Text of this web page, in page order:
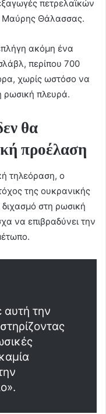
πετρελαϊκών
Μαύρης Θάλασσας.
ακόμη ένα
περίπου 700
χωρίς ωστόσο να
ρωσική πλευρά.
θα
προέλαση
τηλεόραση, ο
της ουκρανικής
διχασμό στη ρωσική
να επιβραδύνει την
την